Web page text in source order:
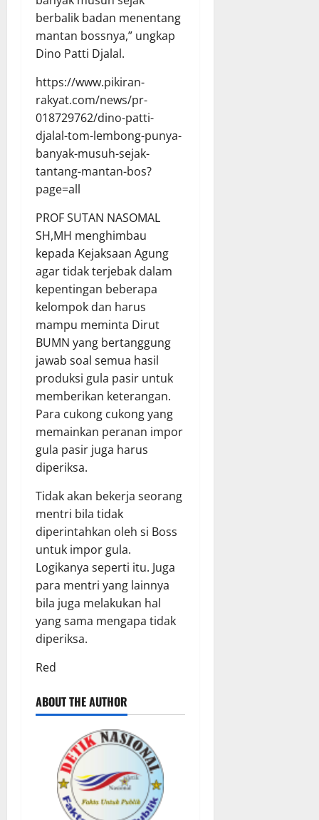
berbalik badan menentang
mantan bossnya,” ungkap
Dino Patti Djalal.
https://www.pikiran-
rakyat.com/news/pr-
018729762/dino-patti-
djalal-tom-lembong-punya-
banyak-musuh-sejak-
tantang-mantan-bos?
page=all
PROF SUTAN NASOMAL
SH,MH menghimbau
kepada Kejaksaan Agung
agar tidak terjebak dalam
kepentingan beberapa
kelompok dan harus
mampu meminta Dirut
BUMN yang bertanggung
jawab soal semua hasil
produksi gula pasir untuk
memberikan keterangan.
Para cukong cukong yang
memainkan peranan impor
gula pasir juga harus
diperiksa.
Tidak akan bekerja seorang
mentri bila tidak
diperintahkan oleh si Boss
untuk impor gula.
Logikanya seperti itu. Juga
para mentri yang lainnya
bila juga melakukan hal
yang sama mengapa tidak
diperiksa.
Red
ABOUT THE AUTHOR